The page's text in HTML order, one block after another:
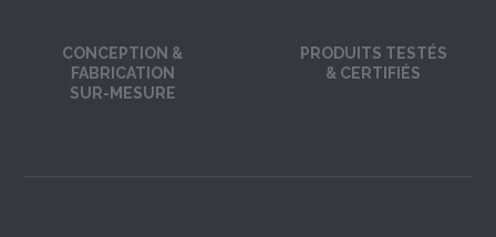
CONCEPTION &
FABRICATION
SUR-MESURE
PRODUITS TESTÉS
& CERTIFIÉS